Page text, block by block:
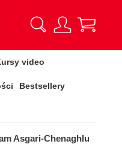
video
Bestsellery
Asgari-Chenaghlu